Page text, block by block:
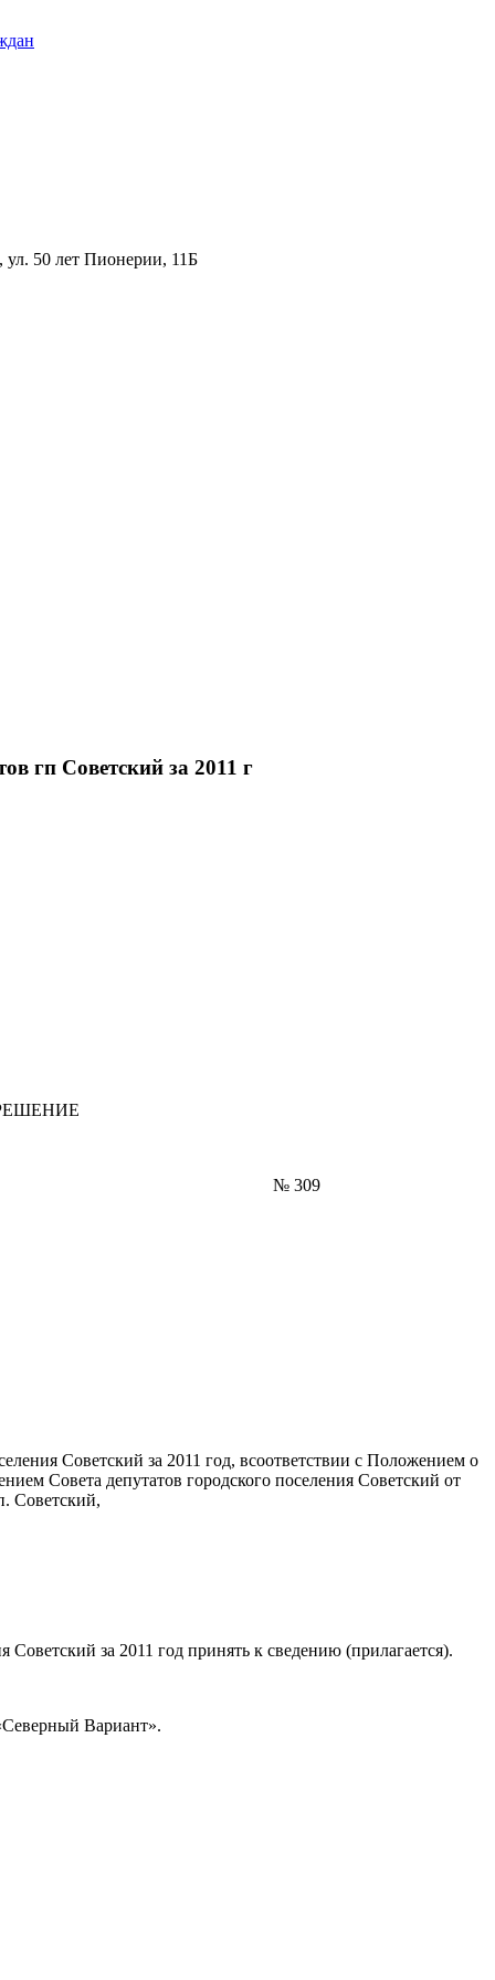
50 лет Пионерии, 11Б
гп Советский за 2011 г
№ 309
Советский за 2011 год, всоответствии с Положением о
Совета депутатов городского поселения Советский от
Советский,
за 2011 год принять к сведению (прилагается).
Вариант».